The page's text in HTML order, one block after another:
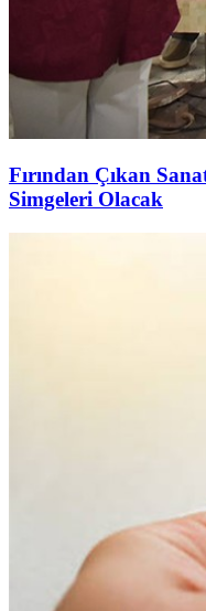
Fırından Çıkan
Simgeleri Olacak